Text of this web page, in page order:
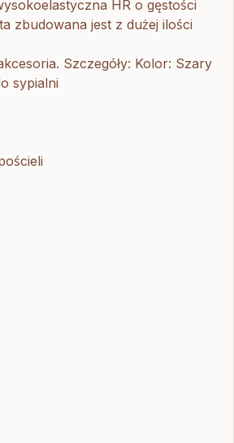
HR o gęstości
zbudowana jest z dużej ilości
Szczegóły: Kolor: Szary
sypialni